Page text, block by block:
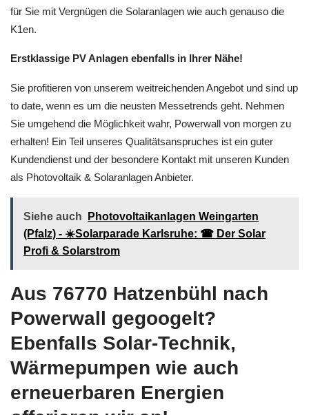
für Sie mit Vergnügen die Solaranlagen wie auch genauso die
K1en.
Erstklassige PV Anlagen ebenfalls in Ihrer Nähe!
Sie profitieren von unserem weitreichenden Angebot und sind up
to date, wenn es um die neusten Messetrends geht. Nehmen
Sie umgehend die Möglichkeit wahr, Powerwall von morgen zu
erhalten! Ein Teil unseres Qualitätsanspruches ist ein guter
Kundendienst und der besondere Kontakt mit unseren Kunden
als Photovoltaik & Solaranlagen Anbieter.
Siehe auch
Photovoltaikanlagen Weingarten
(Pfalz) - ☀️Solarparade Karlsruhe: ☎ Der Solar
Profi & Solarstrom
Aus 76770 Hatzenbühl nach
Powerwall gegoogelt?
Ebenfalls Solar-Technik,
Wärmepumpen wie auch
erneuerbaren Energien